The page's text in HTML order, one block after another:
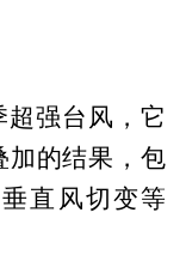
超强台风，它
加的结果，包
直风切变等